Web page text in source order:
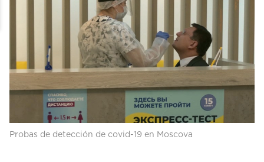
Probas de detección de covid-19 en Moscova